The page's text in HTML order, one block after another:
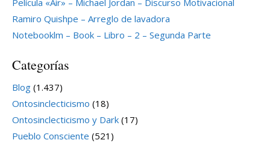
Película «Air» – Michael Jordan – Discurso Motivacional
Ramiro Quishpe – Arreglo de lavadora
Notebooklm – Book – Libro – 2 – Segunda Parte
Categorías
Blog (1.437)
Ontosinclecticismo (18)
Ontosinclecticismo y Dark (17)
Pueblo Consciente (521)